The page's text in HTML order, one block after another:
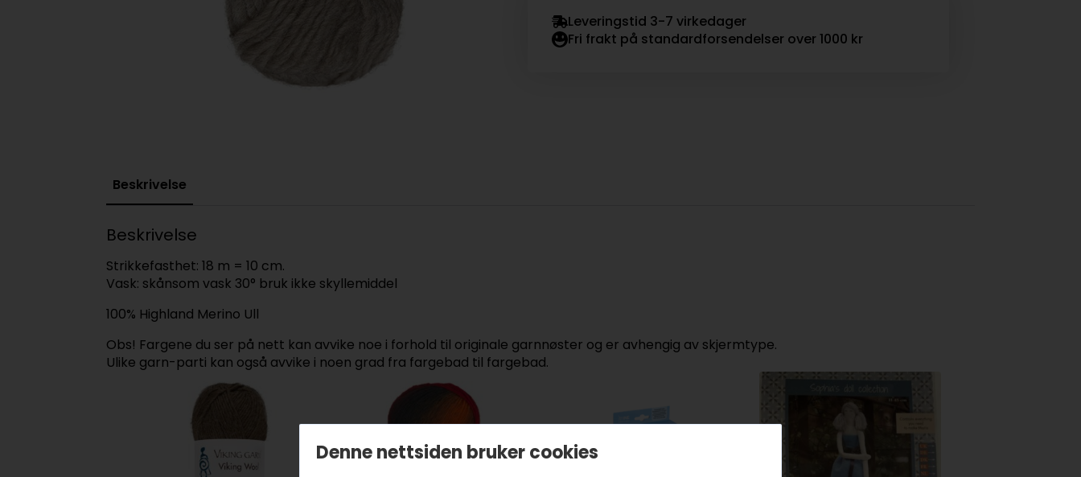
Leveringstid 3-7 virkedager
Fri frakt på standardforsendelser over 1000 kr
Beskrivelse
Beskrivelse
Strikkefasthet: 18 m = 10 cm.
Vask: skånsom vask 30° bruk ikke skyllemiddel
100% Highland Merino Ull
Obs! Fargene du ser på nett kan avvike noe i forhold til originale garnnøster og er avhengig av skjermtype.
Ulike garn-parti kan også avvike i noen grad fra fargebad til fargebad.
Denne nettsiden bruker cookies